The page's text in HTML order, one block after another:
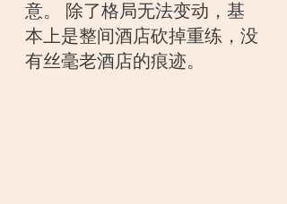
意。 除了格局无法变动，基
本上是整间酒店砍掉重练，没
有丝毫老酒店的痕迹。